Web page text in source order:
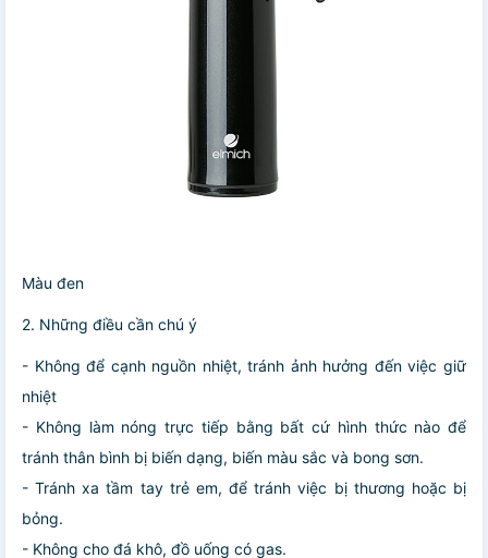
Màu đen
2. Những điều cần chú ý
- Không để cạnh nguồn nhiệt, tránh ảnh hưởng đến việc giữ
nhiệt
- Không làm nóng trực tiếp bằng bất cứ hình thức nào để
tránh thân bình bị biến dạng, biến màu sắc và bong sơn.
- Tránh xa tầm tay trẻ em, để tránh việc bị thương hoặc bị
bỏng.
- Không cho đá khô, đồ uống có gas.